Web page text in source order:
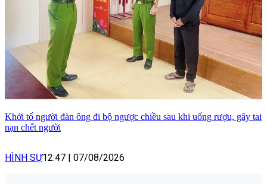
Khởi tố người đàn ông đi bộ ngược chiều sau khi uống rượu, gây tai
nạn chết người
HÌNH SỰ12:47 07/08/2026